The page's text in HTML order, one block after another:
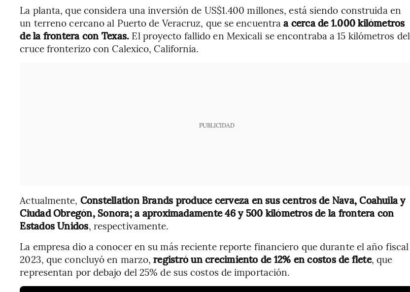
La planta, que considera una inversión de US$1.400 millones, está siendo construida en
un terreno cercano al Puerto de Veracruz, que se encuentraa cerca de 1.000 kilómetros
de la frontera con Texas. El proyecto fallido en Mexicali se encontraba a 15 kilómetros del
cruce fronterizo con Calexico, California.
PUBLICIDAD
Actualmente, Constellation Brands produce cerveza en sus centros de Nava, Coahuila y
Ciudad Obregón, Sonora; a aproximadamente 46 y 500 kilómetros de la frontera con
Estados Unidos, respectivamente.
La empresa dio a conocer en su más reciente reporte financiero que durante el año fiscal
2023, que concluyó en marzo,registró un crecimiento de 12% en costos de flete, que
representan por debajo del 25% de sus costos de importación.